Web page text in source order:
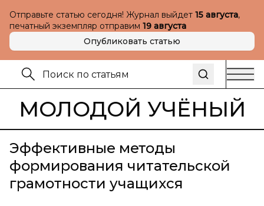
Отправьте статью сегодня! Журнал выйдет 15 августа,
печатный экземпляр отправим 19 августа
Опубликовать статью
МОЛОДОЙ УЧЁНЫЙ
Эффективные методы
формирования читательской
грамотности учащихся